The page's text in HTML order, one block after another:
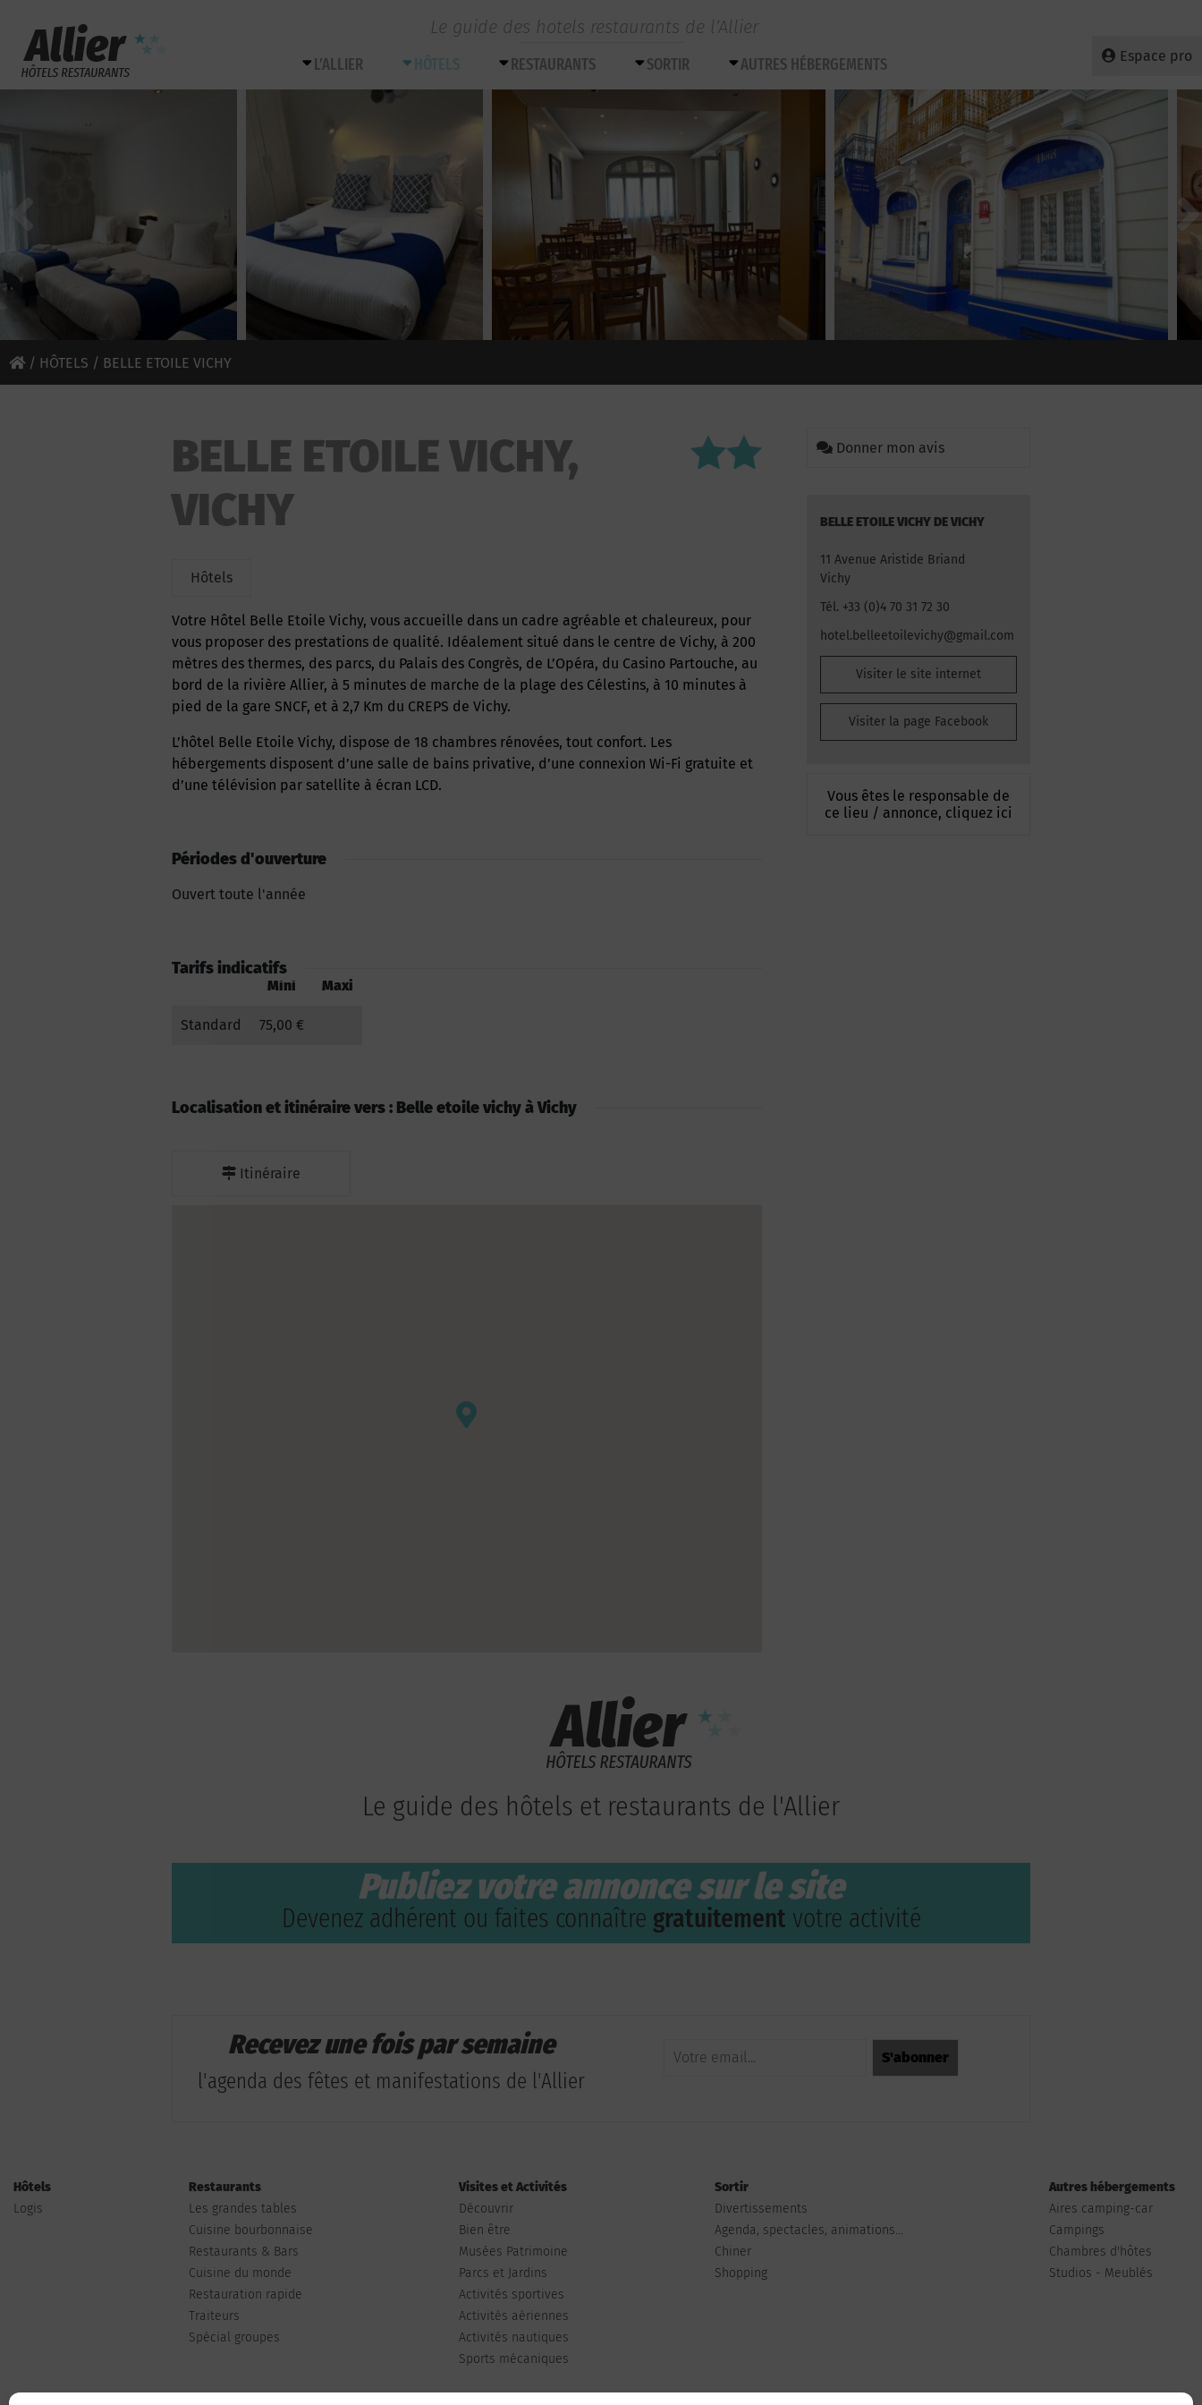
Le guide des hotels restaurants de l’Allier
Espace pro
L’ALLIER RESTAURANTS SORTIR AUTRES HÉBERGEMENTS
/ HÔTELS / BELLE ETOILE VICHY
BELLE ETOILE VICHY,
VICHY
Hôtels
Votre Hôtel Belle Etoile Vichy, vous accueille dans un cadre agréable et chaleureux, pour
vous proposer des prestations de qualité. Idéalement situé dans le centre de Vichy, à 200
mètres des thermes, des parcs, du Palais des Congrès, de L’Opéra, du Casino Partouche, au
bord de la rivière Allier, à 5 minutes de marche de la plage des Célestins, à 10 minutes à
pied de la gare SNCF, et à 2,7 Km du CREPS de Vichy.
L’hôtel Belle Etoile Vichy, dispose de 18 chambres rénovées, tout confort. Les
hébergements disposent d’une salle de bains privative, d’une connexion Wi-Fi gratuite et
d’une télévision par satellite à écran LCD.
Donner mon avis
BELLE ETOILE VICHY DE VICHY
11 Avenue Aristide Briand
Vichy
Tél. +33 (0)4 70 31 72 30
hotel.belleetoilevichy@gmail.com
Visiter le site internet
Visiter la page Facebook
Vous êtes le responsable de
ce lieu / annonce, cliquez ici
Périodes d'ouverture
Ouvert toute l'année
Tarifs indicatifs
Mini Maxi
Standard 75,00 €
Localisation et itinéraire vers : Belle etoile vichy à Vichy
Itinéraire
Le guide des hôtels et restaurants de l'Allier
Publiez votre annonce sur le site
Devenez adhérent ou faites connaître gratuitement votre activité
Recevez une fois par semaine
l'agenda des fêtes et manifestations de l'Allier
Hôtels
Logis
Restaurants
Les grandes tables
Cuisine bourbonnaise
Restaurants & Bars
Cuisine du monde
Restauration rapide
Traiteurs
Spécial groupes
Visites et Activités
Découvrir
Bien être
Musées Patrimoine
Parcs et Jardins
Activités sportives
Activités aériennes
Activités nautiques
Sports mécaniques
Sortir
Divertissements
Agenda, spectacles, animations...
Chiner
Shopping
Autres hébergements
Aires camping-car
Campings
Chambres d'hôtes
Studios - Meublés